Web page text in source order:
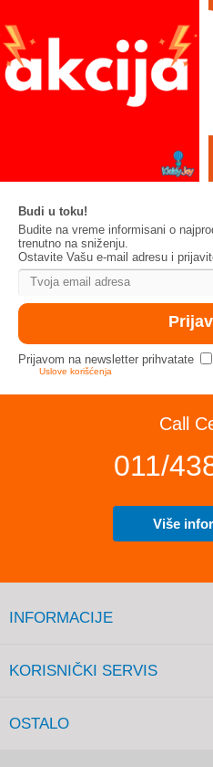
Budi u toku!
Budite na vreme informisani o
trenutno na sniženju.
Ostavite Vašu e-mail adresu i
Prijavom na newsletter prihvatate
Uslove korišćenja
Call
011/
Više
INFORMACIJE
KORISNIČKI SERVIS
OSTALO